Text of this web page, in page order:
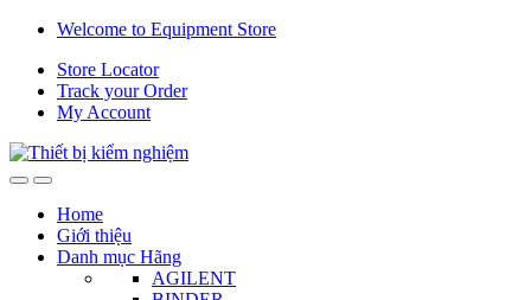
Skip
navigation
Skip
content
Welcome to Equipment Store
Store Locator
Track your Order
My Account
Home
Giới thiệu
Danh mục Hãng
AGILENT